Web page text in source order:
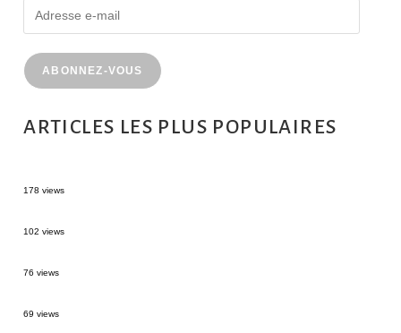
ABONNEZ-VOUS
ARTICLES LES PLUS POPULAIRES
178 views
102 views
76 views
69 views